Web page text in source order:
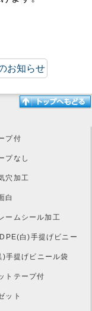
お知らせ
プ付
プなし
穴加工
白
ームシール加工
白)手提げビニー
手提げビニール袋
トテープ付
ット